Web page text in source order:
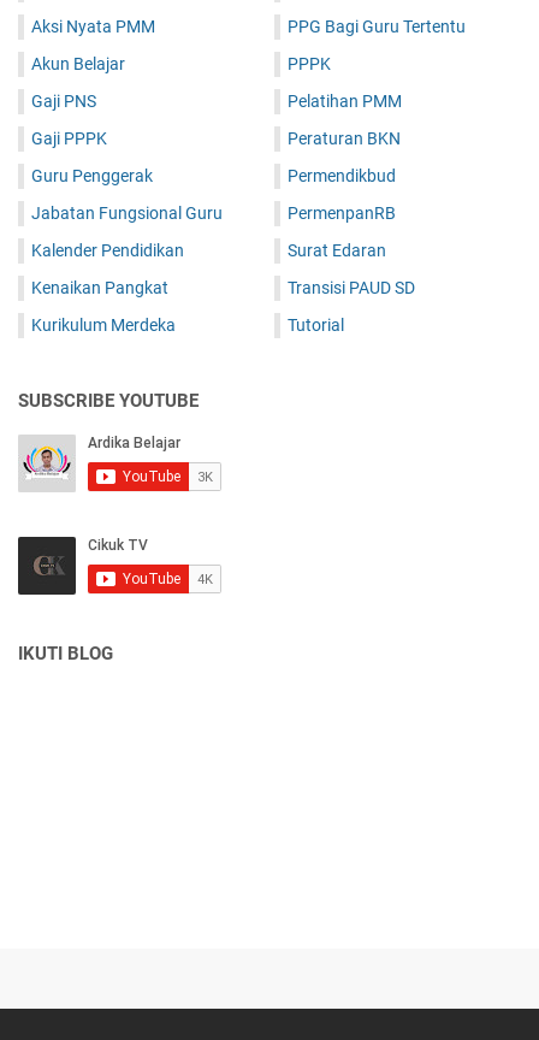
Aksi Nyata PMM
Akun Belajar
Gaji PNS
Gaji PPPK
Guru Penggerak
Jabatan Fungsional Guru
Kalender Pendidikan
Kenaikan Pangkat
Kurikulum Merdeka
PPG Bagi Guru Tertentu
PPPK
Pelatihan PMM
Peraturan BKN
Permendikbud
PermenpanRB
Surat Edaran
Transisi PAUD SD
Tutorial
SUBSCRIBE YOUTUBE
IKUTI BLOG